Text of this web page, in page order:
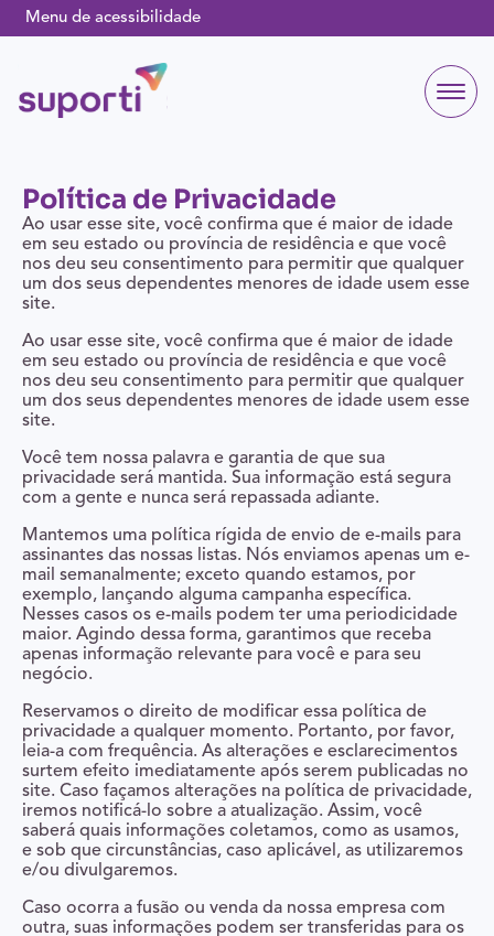
Menu de acessibilidade
Política de Privacidade
Ao usar esse site, você confirma que é maior de idade
em seu estado ou província de residência e que você
nos deu seu consentimento para permitir que qualquer
um dos seus dependentes menores de idade usem esse
site.
Ao usar esse site, você confirma que é maior de idade
em seu estado ou província de residência e que você
nos deu seu consentimento para permitir que qualquer
um dos seus dependentes menores de idade usem esse
site.
Você tem nossa palavra e garantia de que sua
privacidade será mantida. Sua informação está segura
com a gente e nunca será repassada adiante.
Mantemos uma política rígida de envio de e-mails para
assinantes das nossas listas. Nós enviamos apenas um e-
mail semanalmente; exceto quando estamos, por
exemplo, lançando alguma campanha específica.
Nesses casos os e-mails podem ter uma periodicidade
maior. Agindo dessa forma, garantimos que receba
apenas informação relevante para você e para seu
negócio.
Reservamos o direito de modificar essa política de
privacidade a qualquer momento. Portanto, por favor,
leia-a com frequência. As alterações e esclarecimentos
surtem efeito imediatamente após serem publicadas no
site. Caso façamos alterações na política de privacidade,
iremos notificá-lo sobre a atualização. Assim, você
saberá quais informações coletamos, como as usamos,
e sob que circunstâncias, caso aplicável, as utilizaremos
e/ou divulgaremos.
Caso ocorra a fusão ou venda da nossa empresa com
outra, suas informações podem ser transferidas para os